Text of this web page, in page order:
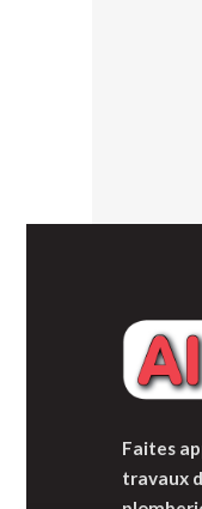
Faites
travaux